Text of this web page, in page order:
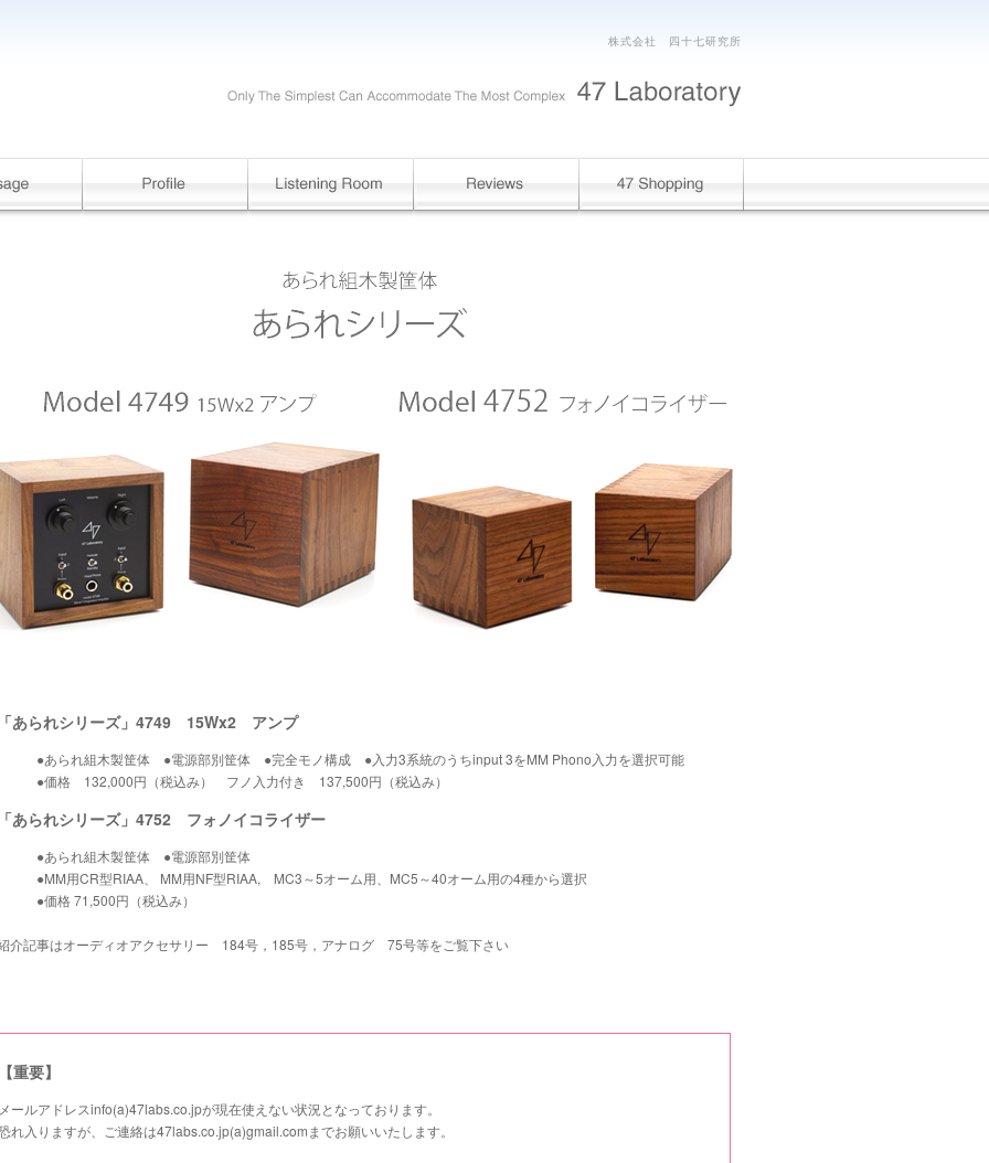
株式会社 四十七研究所
「あられシリーズ」4749 15Wx2 アンプ
●あられ組木製筐体 ●電源部別筐体 ●完全モノ構成 ●入力3系統のうちinput 3をMM Phono入力を選択可能
●価格 132,000円（税込み） フノ入力付き 137,500円（税込み）
「あられシリーズ」4752 フォノイコライザー
●あられ組木製筐体 ●電源部別筐体
●MM用CR型RIAA、 MM用NF型RIAA, MC3～5オーム用、MC5～40オーム用の4種から選択
●価格 71,500円（税込み）
介記事はオーディオアクセサリー 184号，185号，アナログ 75号等をご覧下さい
【重要】
メールアドレスinfo(a)47labs.co.jpが現在使えない状況となっております。
れ入りますが、ご連絡は47labs.co.jp(a)gmail.comまでお願いいたします。